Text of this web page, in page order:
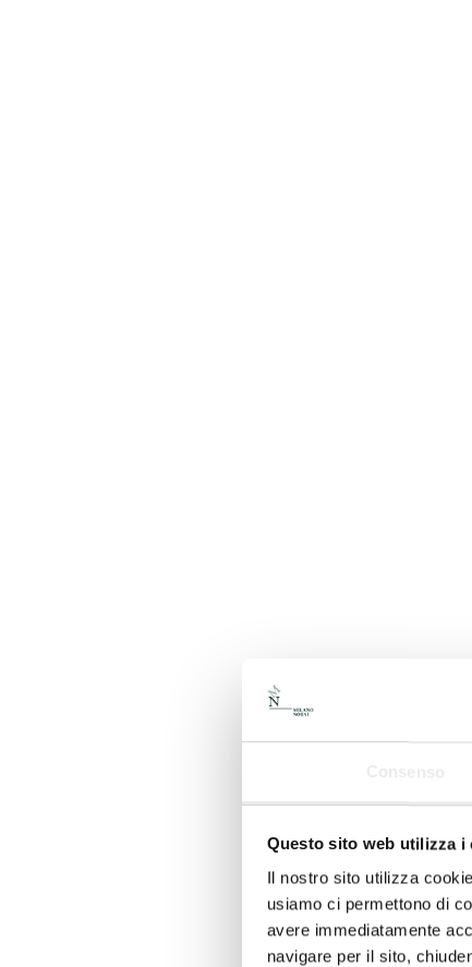
Questo sito web utilizza i
Il nostro sito utilizza
usiamo ci permettono di
avere immediatamente
navigare per il sito,